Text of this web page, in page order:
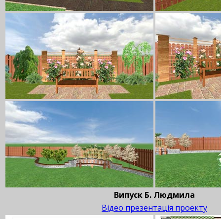
Випуск Б. Людмила
Відео презентація проекту